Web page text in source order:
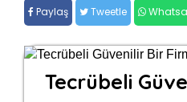
Paylaş Tweetle
Tecrübeli